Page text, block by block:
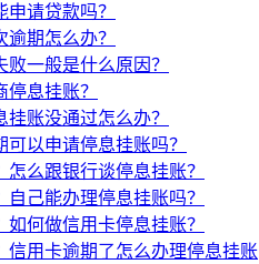
请贷款吗？
期怎么办？
一般是什么原因？
息挂账？
账没通过怎么办？
以申请停息挂账吗？
么跟银行谈停息挂账？
己能办理停息挂账吗？
何做信用卡停息挂账？
信用卡逾期了怎么办理停息挂账